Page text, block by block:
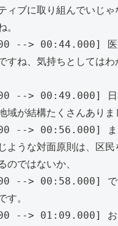
ィブに取り組んでいじ
。
--> 00:44.000] 医療
すね、気持ちとしては
--> 00:49.000] 日本
域が結構たくさんありま
--> 00:56.000] まあ
ような対面原則は、区民
のではないか、
--> 00:58.000] です
す。
--> 01:09.000] おそ